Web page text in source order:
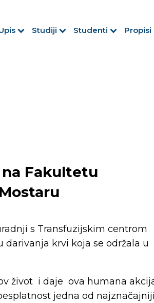
Studiji Studenti Propisi
Fakultetu
s Transfuzijskim centrom
krvi koja se održala u
život i daje ova humana
jedna od